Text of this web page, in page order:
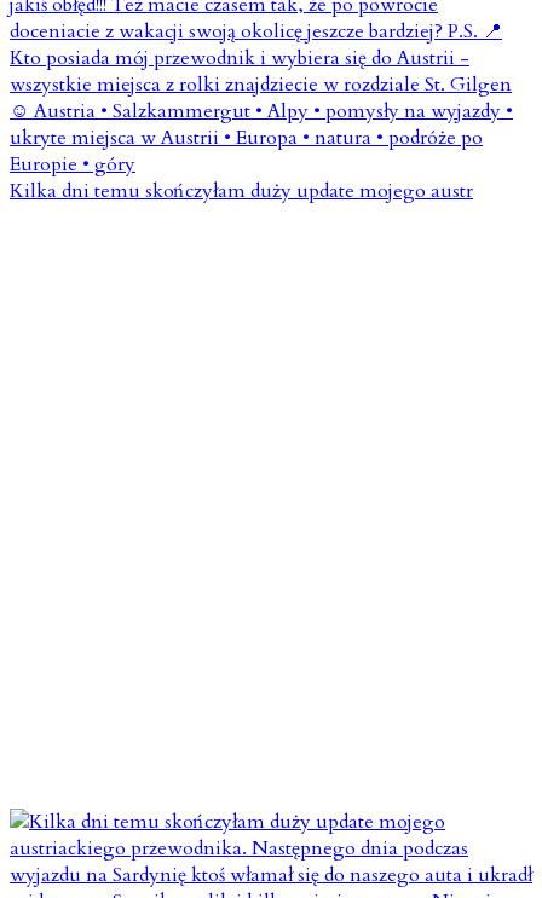
Kilka dni temu skończyłam duży update mojego austr